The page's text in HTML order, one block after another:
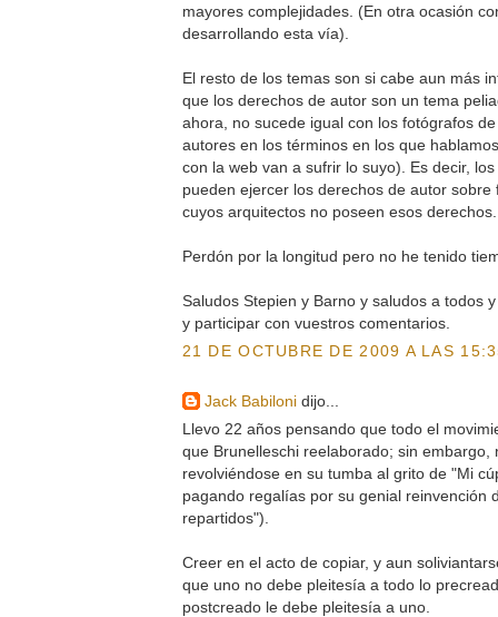
mayores complejidades. (En otra ocasión
desarrollando esta vía).
El resto de los temas son si cabe aun más
que los derechos de autor son un tema
ahora, no sucede igual con los fotógrafos
autores en los términos en los que
con la web van a sufrir lo suyo). Es decir,
pueden ejercer los derechos de autor
cuyos arquitectos no poseen esos
Perdón por la longitud pero no he tenido
Saludos Stepien y Barno y saludos a todos
y participar con vuestros comentarios.
21 DE OCTUBRE DE 2009 A LAS
Jack Babilonidijo...
Llevo 22 años pensando que todo el
que Brunelleschi reelaborado; sin embargo,
revolviéndose en su tumba al grito de "Mi
pagando regalías por su genial reinvención
repartidos").
Creer en el acto de copiar, y aun
que uno no debe pleitesía a todo lo
postcreado le debe pleitesía a uno.